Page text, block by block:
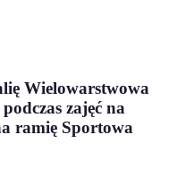
Wielowarstwowa
zajęć na
ramię Sportowa